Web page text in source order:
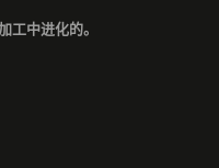
工中进化的。